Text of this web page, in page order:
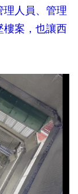
人員、管理
樓案，也讓西